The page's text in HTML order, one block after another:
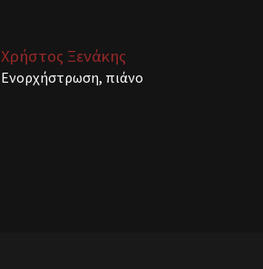
Χρήστος Ξενάκης
Ενορχήστρωση, πιάνο